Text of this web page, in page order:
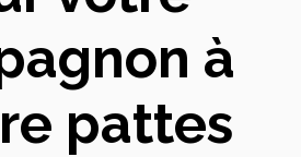
à
pattes